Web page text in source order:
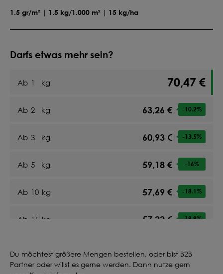
1.5 gr/m² | 1.5 kg/1.000 m² | 15 kg/ha
Darfs etwas mehr sein?
Ab 1 kg 70,47 €
Ab 2 kg 63,26 € -10.2%
Ab 3 kg 60,93 € -13.5%
Ab 5 kg 59,18 € -16%
Ab 10 kg 57,69 € -18.1%
Ab 15 kg 57,22 € -18.8%
Du möchtest größere Mengen bestellen, oder bist B2B
Partner oder willst es gerne werden. Dann nutze gern